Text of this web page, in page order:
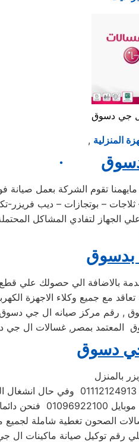
جي دسوق
, المنزلية
·
تقوم الشركة بعمل صيانة
– بوتجازات – ديب فريزر-
بدسوق
الي حصولك علي قطع
مع جميع وكلاء الاجهزة
, رقم مركز صيانه ال جي
المعتمد بمصر, غسالات ال
دسوق
الصحون تغطية شاملة